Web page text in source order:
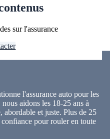
sur l'assurance
l'assurance auto pour les
aidons les 18-25 ans à
abordable et juste. Plus de 25
pour rouler en toute